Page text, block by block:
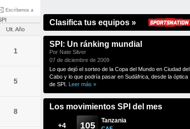
Escríbenos a
Ult. Año
1
5
8
Clasifica tus equipos »
SPI: Un ránking mundial
Por Nate Silver
07 de diciembre de 2009
Lo que dejó el sorteo de la Copa del Mundo en Ciudad del
Cabo y lo que podría pasar en Sudáfrica, desde la óptica
de SPI. Leer más »
Los movimientos SPI del mes
+4 105 Tanzania